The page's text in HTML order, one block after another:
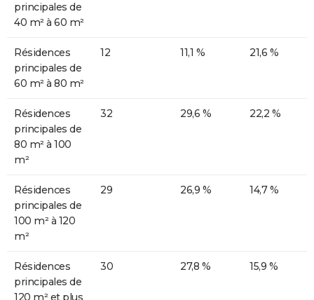
principales de
40 m² à 60 m²
Résidences
principales de
60 m² à 80 m²
12 11,1 % 21,6 %
Résidences
principales de
80 m² à 100
m²
32 29,6 % 22,2 %
Résidences
principales de
100 m² à 120
m²
29 26,9 % 14,7 %
Résidences
principales de
30 27,8 % 15,9 %